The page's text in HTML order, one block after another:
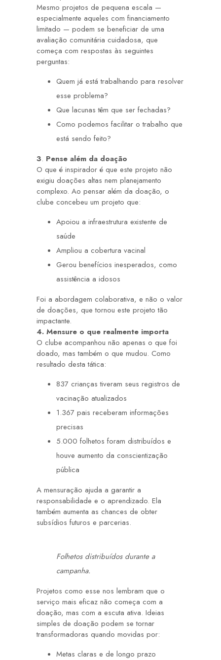
Mesmo projetos de pequena escala —
especialmente aqueles com financiamento
limitado — podem se beneficiar de uma
avaliação comunitária cuidadosa, que
começa com respostas às seguintes
perguntas:
Quem já está trabalhando para resolver
esse problema?
Que lacunas têm que ser fechadas?
Como podemos facilitar o trabalho que
está sendo feito?
3. Pense além da doação
O que é inspirador é que este projeto não
exigiu doações altas nem planejamento
complexo. Ao pensar além da doação, o
clube concebeu um projeto que:
Apoiou a infraestrutura existente de
saúde
Ampliou a cobertura vacinal
Gerou benefícios inesperados, como
assistência a idosos
Foi a abordagem colaborativa, e não o valor
de doações, que tornou este projeto tão
impactante.
4. Mensure o que realmente importa
O clube acompanhou não apenas o que foi
doado, mas também o que mudou. Como
resultado desta tática:
837 crianças tiveram seus registros de
vacinação atualizados
1.367 pais receberam informações
precisas
5.000 folhetos foram distribuídos e
houve aumento da conscientização
pública
A mensuração ajuda a garantir a
responsabilidade e o aprendizado. Ela
também aumenta as chances de obter
subsídios futuros e parcerias.
Folhetos distribuídos durante a
campanha.
Projetos como esse nos lembram que o
serviço mais eficaz não começa com a
doação, mas com a escuta ativa. Ideias
simples de doação podem se tornar
transformadoras quando movidas por:
Metas claras e de longo prazo